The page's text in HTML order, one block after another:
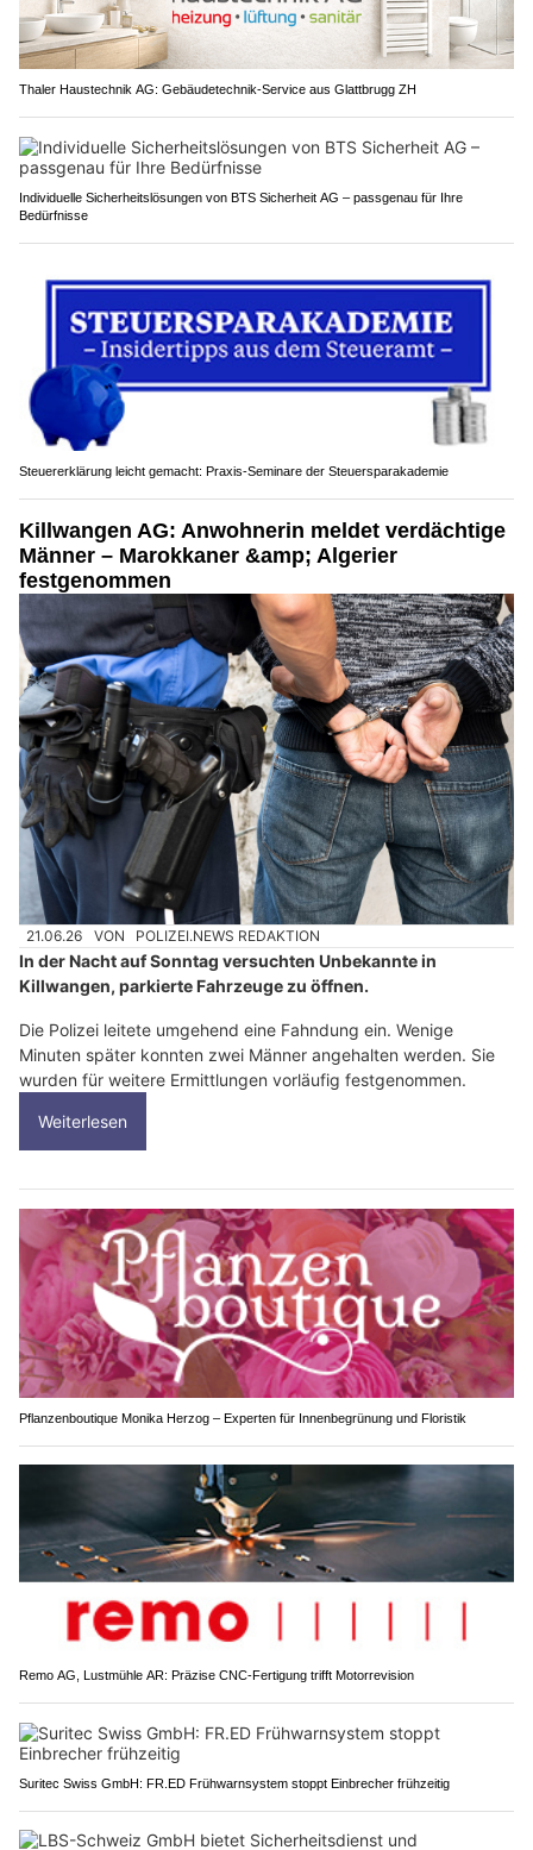
Thaler Haustechnik AG: Gebäudetechnik-Service aus Glattbrugg ZH
Individuelle Sicherheitslösungen von BTS Sicherheit AG – passgenau für Ihre
Bedürfnisse
Steuererklärung leicht gemacht: Praxis-Seminare der Steuersparakademie
Killwangen AG: Anwohnerin meldet verdächtige
Männer – Marokkaner &amp; Algerier
festgenommen
21.06.26 VON POLIZEI.NEWS REDAKTION
In der Nacht auf Sonntag versuchten Unbekannte in
Killwangen, parkierte Fahrzeuge zu öffnen.
Die Polizei leitete umgehend eine Fahndung ein. Wenige
Minuten später konnten zwei Männer angehalten werden. Sie
wurden für weitere Ermittlungen vorläufig festgenommen.
Weiterlesen
Pflanzenboutique Monika Herzog – Experten für Innenbegrünung und Floristik
Remo AG, Lustmühle AR: Präzise CNC-Fertigung trifft Motorrevision
Suritec Swiss GmbH: FR.ED Frühwarnsystem stoppt Einbrecher frühzeitig